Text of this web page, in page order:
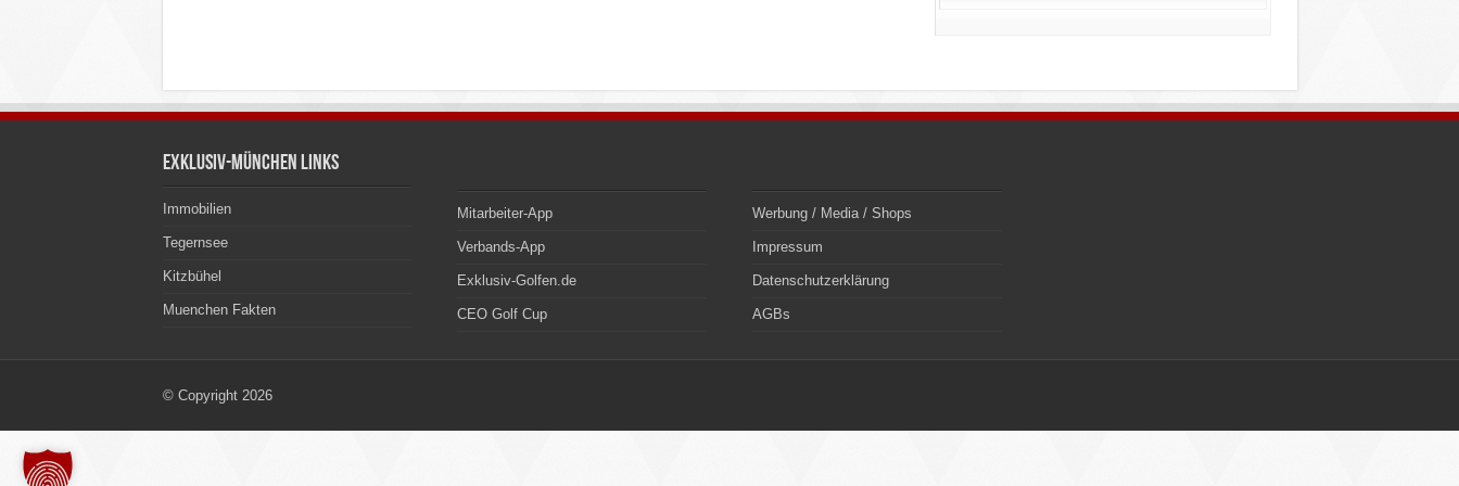
Exklusiv-München Links
Immobilien
Tegernsee
Kitzbühel
Muenchen Fakten
Mitarbeiter-App
Verbands-App
Exklusiv-Golfen.de
CEO Golf Cup
Werbung / Media / Shops
Impressum
Datenschutzerklärung
AGBs
© Copyright 2026